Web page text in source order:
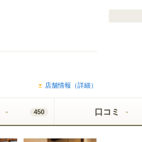
店舗情報（詳細）
450 口コミ